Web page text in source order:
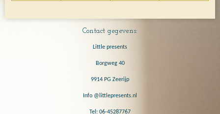
Contact gegevens:
Little presents
Borgweg 40
9914 PG Zeerijp
Info @littlepresents.nl
Tel: 06-45287767